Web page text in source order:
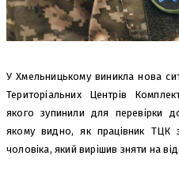
У Хмельницькому виникла нова
Територіальних Центрів
якого зупинили для перевірки
якому видно, як працівник ТЦК
чоловіка, який вирішив зняти на